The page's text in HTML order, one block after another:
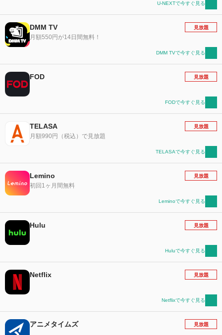
U-NEXTで今すぐ見る
DMM TV
月額550円が14日間無料！
見放題
DMM TVで今すぐ見る
FOD 見放題
FODで今すぐ見る
TELASA
月額990円（税込）で見放題
見放題
TELASAで今すぐ見る
Lemino
初回1ヶ月間無料
見放題
Leminoで今すぐ見る
Hulu 見放題
Huluで今すぐ見る
Netflix 見放題
Netflixで今すぐ見る
アニメタイムズ 見放題